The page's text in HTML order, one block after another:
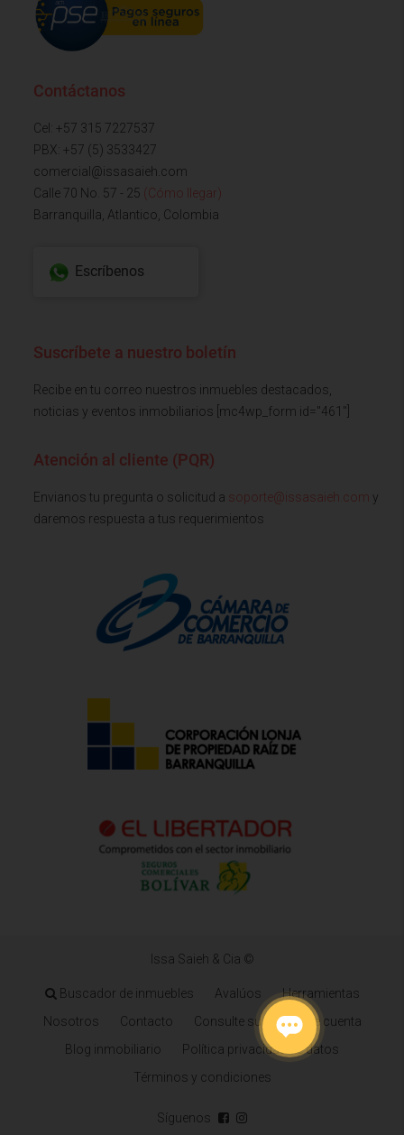
Contáctanos
Cel: +57 315 7227537
PBX: +57 (5) 3533427
comercial@issasaieh.com
Calle 70 No. 57 - 25 (Cómo llegar)
Barranquilla, Atlantico, Colombia
Escríbenos
Suscríbete a nuestro boletín
Recibe en tu correo nuestros inmuebles destacados,
noticias y eventos inmobiliarios [mc4wp_form id="461"]
Atención al cliente (PQR)
Envianos tu pregunta o solicitud a soporte@issasaieh.com y
daremos respuesta a tus requerimientos
Issa Saieh & Cia ©
Buscador de inmuebles Avalúos
Herramientas
Nosotros
Contacto
Consulte su estado de cuenta
Blog inmobiliario
Política privacidad de datos
Términos y condiciones
Síguenos